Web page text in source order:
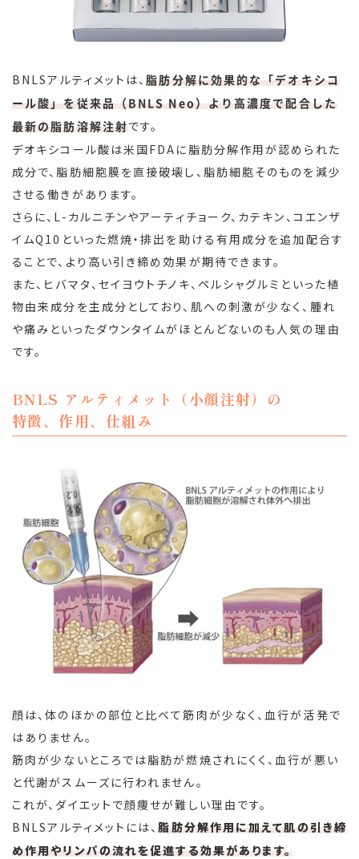
BNLSアルティメットは、脂肪分解に効果的な「デオキシコ
ール酸」を従来品（BNLS Neo）より高濃度で配合した
最新の脂肪溶解注射です。
デオキシコール酸は米国FDAに脂肪分解作用が認められた
成分で、脂肪細胞膜を直接破壊し、脂肪細胞そのものを減少
させる働きがあります。
さらに、L-カルニチンやアーティチョーク、カテキン、コエンザ
イムQ10といった燃焼・排出を助ける有用成分を追加配合す
ることで、より高い引き締め効果が期待できます。
また、ヒバマタ、セイヨウトチノキ、ペルシャグルミといった植
物由来成分を主成分としており、肌への刺激が少なく、腫れ
や痛みといったダウンタイムがほとんどないのも人気の理由
です。
BNLS アルティメット（小顔注射）の
特徴、作用、仕組み
顔は、体のほかの部位と比べて筋肉が少なく、血行が活発で
はありません。
筋肉が少ないところでは脂肪が燃焼されにくく、血行が悪い
と代謝がスムーズに行われません。
これが、ダイエットで顔痩せが難しい理由です。
BNLSアルティメットには、脂肪分解作用に加えて肌の引き締
め作用やリンパの流れを促進する効果があります。